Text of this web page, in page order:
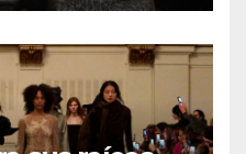
financiera